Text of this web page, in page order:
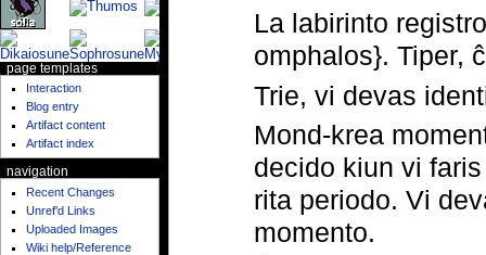
La labirinto
omphalos}. Tiper,
Trie, vi devas
Mond-krea
decido kiun vi
rita periodo. Vi
momento.
page templates
Interaction
Blog entry
Artifact content
Artifact index
navigation
Recent Changes
Unref'd Links
Uploaded Images
Wiki help/Reference